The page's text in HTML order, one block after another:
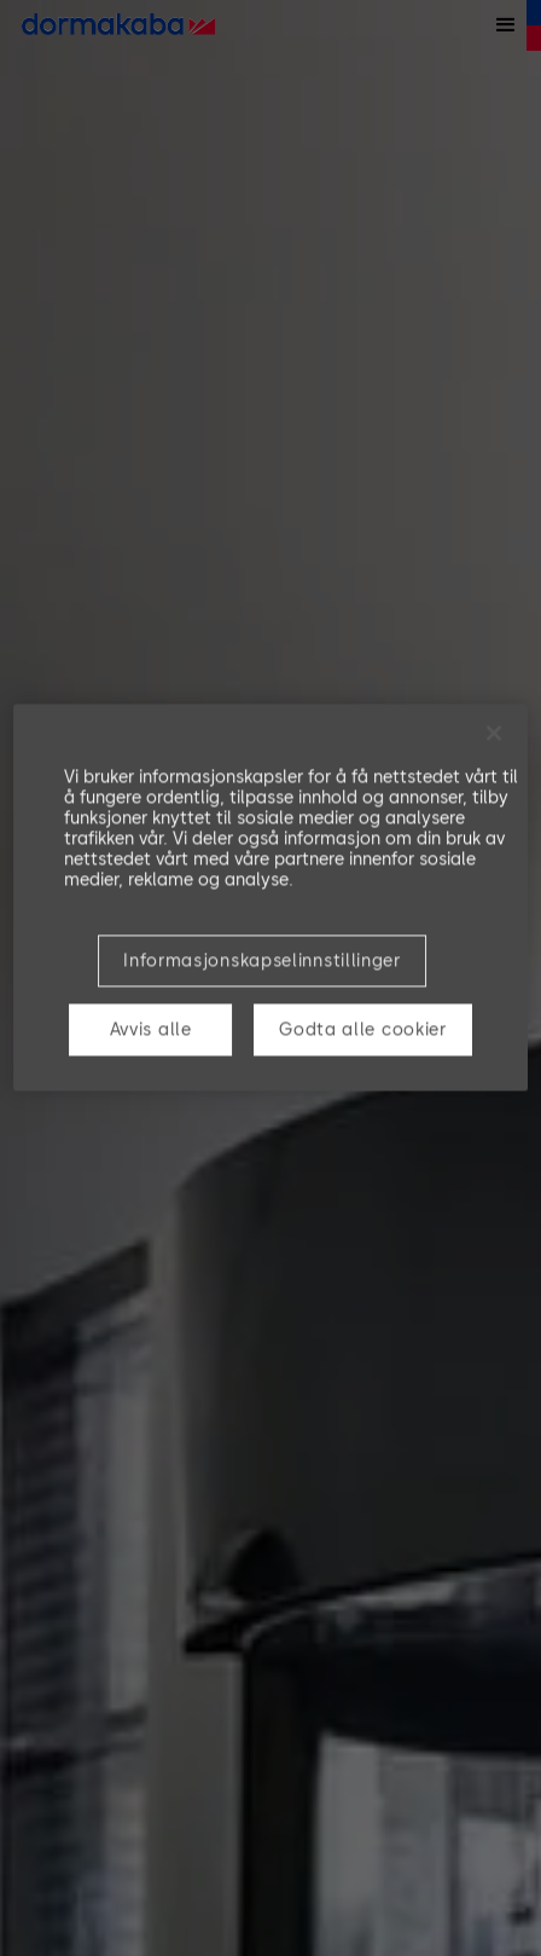
Vi bruker informasjonskapsler for å få nettstedet vårt til
å fungere ordentlig, tilpasse innhold og annonser, tilby
funksjoner knyttet til sosiale medier og analysere
trafikken vår. Vi deler også informasjon om din bruk av
nettstedet vårt med våre partnere innenfor sosiale
medier, reklame og analyse.
Informasjonskapselinnstillinger
Avvis alle Godta alle cookier